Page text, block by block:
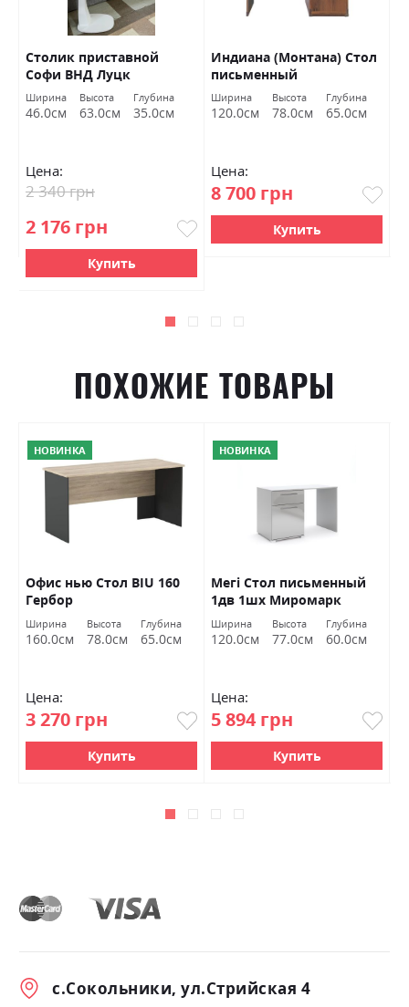
Столик приставной
Софи ВНД Луцк
Ширина
46.0см
Высота
63.0см
Глубина
35.0см
Цена:
2 176 грн
2 340 грн
Купить
Индиана (Монтана) Стол
письменный
JBIU1D1S/120 дуб шутер
БРВ Украина
Ширина
120.0см
Высота
78.0см
Глубина
65.0см
Цена:
8 700 грн
Купить
ПОХОЖИЕ ТОВАРЫ
НОВИНКА
Офис нью Стол BIU 160
Гербор
Ширина
160.0см
Высота
78.0см
Глубина
65.0см
Цена:
3 270 грн
Купить
НОВИНКА
Мегі Стол письменный
1дв 1шх Миромарк
Ширина
120.0см
Высота
77.0см
Глубина
60.0см
Цена:
5 894 грн
Купить
с.Сокольники, ул.Стрийская 4